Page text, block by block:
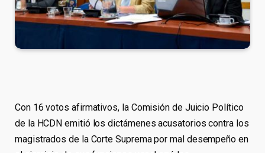
Con 16 votos afirmativos, la Comisión de Juicio Político
de la HCDN emitió los dictámenes acusatorios contra los
magistrados de la Corte Suprema por mal desempeño en